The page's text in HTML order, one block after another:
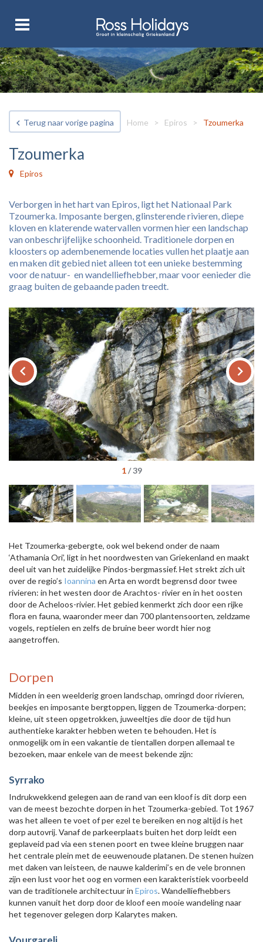
Terug naar vorige pagina Home > Epiros > Tzoumerka
Tzoumerka
Epiros
Verborgen in het hart van Epiros, ligt het Nationaal Park
Tzoumerka. Imposante bergen, glinsterende rivieren, diepe
kloven en klaterende watervallen vormen hier een landschap
van onbeschrijfelijke schoonheid. Traditionele dorpen en
kloosters op adembenemende locaties vullen het plaatje aan
en maken dit gebied niet alleen tot een unieke bestemming
voor de natuur- en wandelliefhebber, maar voor eenieder die
graag buiten de gebaande paden treedt.
keyboard_arrow_left keyboard_arrow_right
1/39
Het Tzoumerka-gebergte, ook wel bekend onder de naam
‘Athamania Ori’, ligt in het noordwesten van Griekenland en maakt
deel uit van het zuidelijke Pindos-bergmassief. Het strekt zich uit
over de regio’s Ioannina en Arta en wordt begrensd door twee
rivieren: in het westen door de Arachtos- rivier en in het oosten
door de Acheloos-rivier. Het gebied kenmerkt zich door een rijke
flora en fauna, waaronder meer dan 700 plantensoorten, zeldzame
vogels, reptielen en zelfs de bruine beer wordt hier nog
aangetroffen.
Dorpen
Midden in een weelderig groen landschap, omringd door rivieren,
beekjes en imposante bergtoppen, liggen de Tzoumerka-dorpen;
kleine, uit steen opgetrokken, juweeltjes die door de tijd hun
authentieke karakter hebben weten te behouden. Het is
onmogelijk om in een vakantie de tientallen dorpen allemaal te
bezoeken, maar enkele van de meest bekende zijn:
Syrrako
Indrukwekkend gelegen aan de rand van een kloof is dit dorp een
van de meest bezochte dorpen in het Tzoumerka-gebied. Tot 1967
was het alleen te voet of per ezel te bereiken en nog altijd is het
dorp autovrij. Vanaf de parkeerplaats buiten het dorp leidt een
geplaveid pad via een stenen poort en twee kleine bruggen naar
het centrale plein met de eeuwenoude platanen. De stenen huizen
met daken van leisteen, de nauwe kalderimi’s en de vele bronnen
zijn een lust voor het oog en vormen een karakteristiek voorbeeld
van de traditionele architectuur in Epiros. Wandelliefhebbers
kunnen vanuit het dorp door de kloof een mooie wandeling naar
het tegenover gelegen dorp Kalarytes maken.